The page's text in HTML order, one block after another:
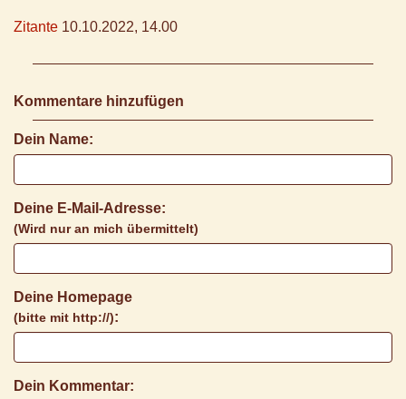
Zitante 10.10.2022, 14.00
Kommentare hinzufügen
Dein Name:
Deine E-Mail-Adresse:
(Wird nur an mich übermittelt)
Deine Homepage
(bitte mit http://):
Dein Kommentar: